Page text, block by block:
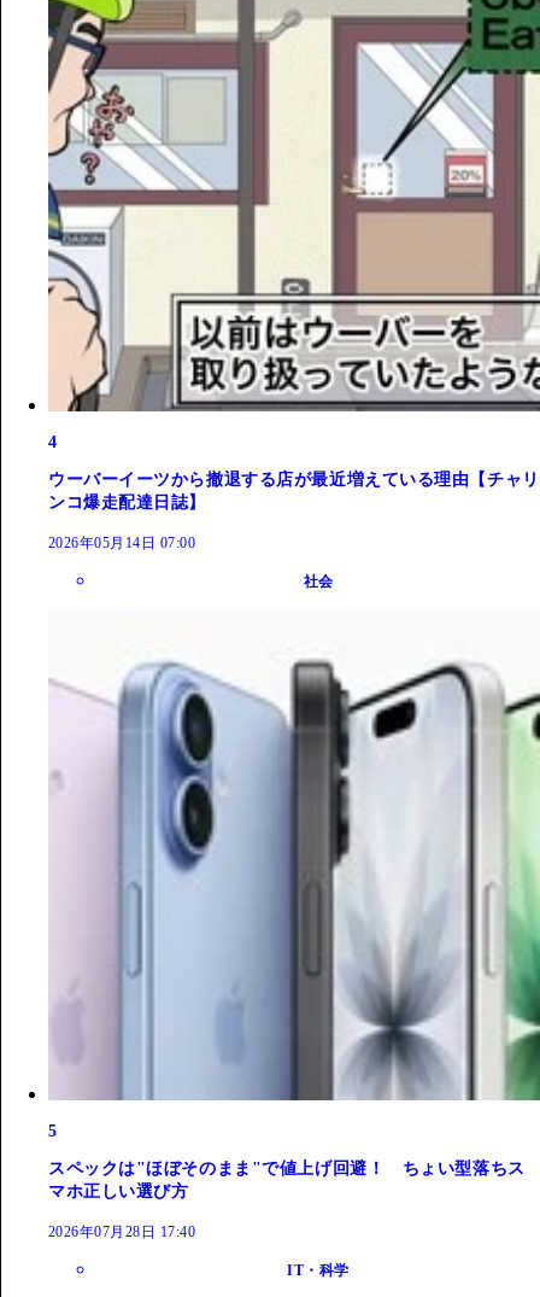
4
ウーバーイーツから撤退する店が最近増えている理由【チャリ
ンコ爆走配達日誌】
2026年05月14日 07:00
社会
5
スペックは"ほぼそのまま"で値上げ回避！ ちょい型落ちス
マホ正しい選び方
2026年07月28日 17:40
IT・科学